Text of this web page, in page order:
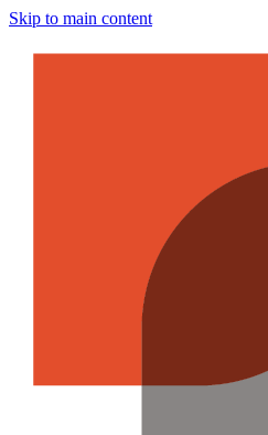
Skip to main content